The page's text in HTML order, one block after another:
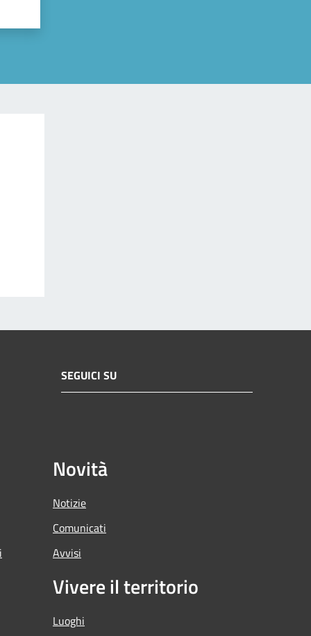
SEGUICI SU
Novità
Notizie
Comunicati
Avvisi
Vivere il territorio
Luoghi